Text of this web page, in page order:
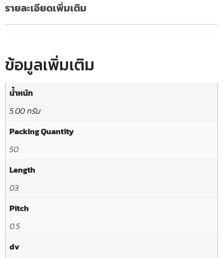
รายละเอียดเพิ่มเติม
ข้อมูลเพิ่มเติม
น้ำหนัก
5.00 กรัม
Packing Quantity
50
Length
03
Pitch
0.5
dv